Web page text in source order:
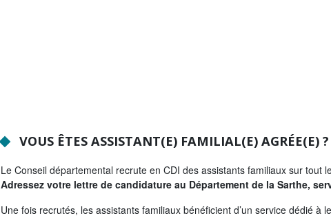
VOUS ÊTES ASSISTANT(E) FAMILIAL(E) AGRÉE(E) ?
Le Conseil départemental recrute en CDI des assistants familiaux sur tout
Adressez votre lettre de candidature au Département de la Sarthe,
Une fois recrutés, les assistants familiaux bénéficient d’un service dédié à